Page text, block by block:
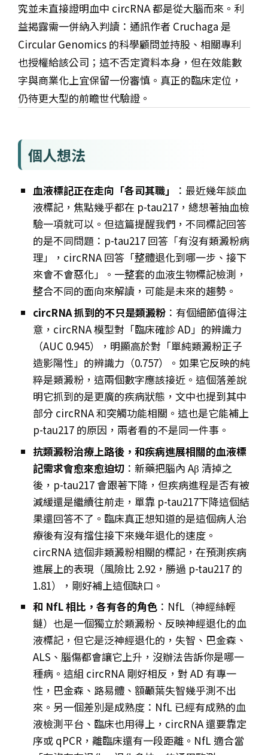
究並未直接證明血中 circRNA 都是從大腦而來。利
益揭露需一併納入判讀：通訊作者 Cruchaga 是
Circular Genomics 的科學顧問並持股、相關專利
也授權給該公司；這不否定資料本身，但在效能數
字與商業化上宜保留一份審慎。真正的臨床定位，
仍待更大型的前瞻世代驗證。
個人想法
血液標記正在走向「各司其職」
：最近幾年談血
液標記，焦點幾乎都在 p-tau217，總想著抽血檢
驗一項就可以。但這篇提醒我們，不同標記回答
的是不同問題：p-tau217 回答「有沒有類澱粉病
理」，circRNA 回答「整體退化到哪一步、接下
來會不會惡化」。一整套的血液生物標記檢測，
整合不同的面向來解讀，可能是未來的趨勢。
circRNA 抓到的不只是類澱粉 ：有個細節值得注
意，circRNA 模型對「臨床確診 AD」的辨識力
（AUC 0.945），明顯高於對「單純類澱粉正子
造影陽性」的辨識力（0.757）。如果它反映的純
粹是類澱粉，這兩個數字應該接近。這個落差說
明它抓到的是更廣的疾病狀態，文中也提到其中
部分 circRNA 和突觸功能相關。這也是它能補上
p-tau217 的原因，兩者看的不是同一件事。
抗類澱粉治療上路後，和疾病進展相關的血液標
記需求會愈來愈迫切 ：新藥把腦內 Aβ 清掉之
後，p-tau217 會跟著下降，但疾病進程是否有被
減緩還是繼續往前走，單靠 p-tau217下降這個結
果還回答不了。臨床真正想知道的是這個病人治
療後有沒有擋住接下來幾年退化的速度。
circRNA 這個非類澱粉相關的標記，在預測疾病
進展上的表現（風險比 2.92，勝過 p-tau217 的
1.81），剛好補上這個缺口。
和 NfL 相比，各有各的角色 ：NfL（神經絲輕
鏈）也是一個獨立於類澱粉、反映神經退化的血
液標記，但它是泛神經退化的，失智、巴金森、
ALS、腦傷都會讓它上升，沒辦法告訴你是哪一
種病。這組 circRNA 剛好相反，對 AD 有專一
性，巴金森、路易體、額顳葉失智幾乎測不出
來。另一個差別是成熟度：NfL 已經有成熟的血
液檢測平台、臨床也用得上，circRNA 還要靠定
序或 qPCR，離臨床還有一段距離。NfL 適合當